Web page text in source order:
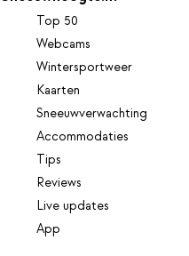
Top 50
Webcams
Wintersportweer
Kaarten
Sneeuwverwachting
Accommodaties
Tips
Reviews
Live updates
App